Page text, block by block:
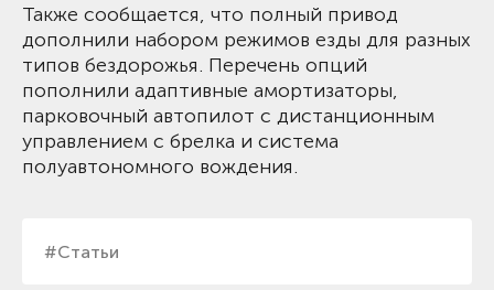
#Статьи
Также сообщается, что полный привод
дополнили набором режимов езды для разных
типов бездорожья. Перечень опций
пополнили адаптивные амортизаторы,
парковочный автопилот с дистанционным
управлением с брелка и система
полуавтономного вождения.